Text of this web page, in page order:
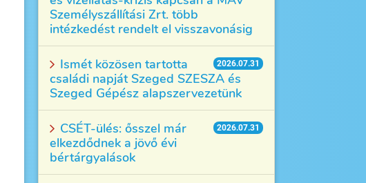
Személyszállítási Zrt. több
intézkedést rendelt el visszavonásig
2026.07.31
Ismét közösen tartotta
családi napját Szeged SZESZA és
Szeged Gépész alapszervezetünk
2026.07.31
CSÉT-ülés: ősszel már
elkezdődnek a jövő évi
bértárgyalások